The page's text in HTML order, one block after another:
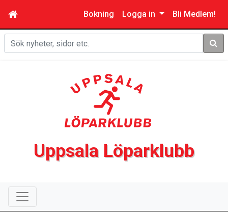
Bokning Logga in Bli Medlem!
Sök
Uppsala Löparklubb